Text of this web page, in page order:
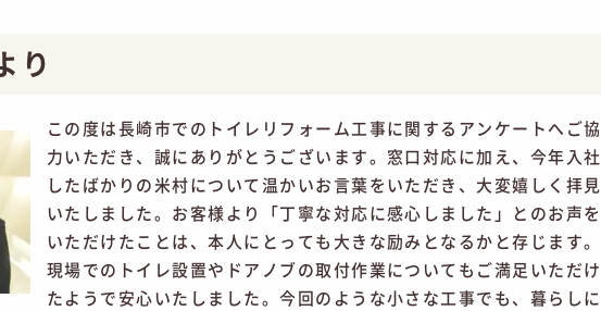
り
この度は長崎市でのトイレリフォーム工事に関するアンケートへご協
力いただき、誠にありがとうございます。窓口対応に加え、今年入社
したばかりの米村について温かいお言葉をいただき、大変嬉しく拝見
いたしました。お客様より「丁寧な対応に感心しました」とのお声を
いただけたことは、本人にとっても大きな励みとなるかと存じます。
現場でのトイレ設置やドアノブの取付作業についてもご満足いただけ
たようで安心いたしました。今回のような小さな工事でも、暮らしに